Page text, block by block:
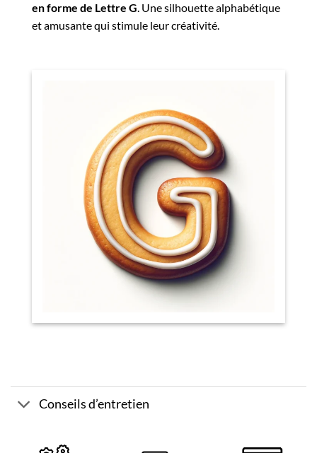
en forme de Lettre G. Une silhouette alphabétique
et amusante qui stimule leur créativité.
Conseils d’entretien